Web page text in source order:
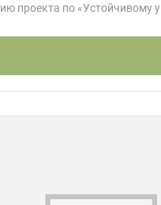
проекта по «Устойчивому